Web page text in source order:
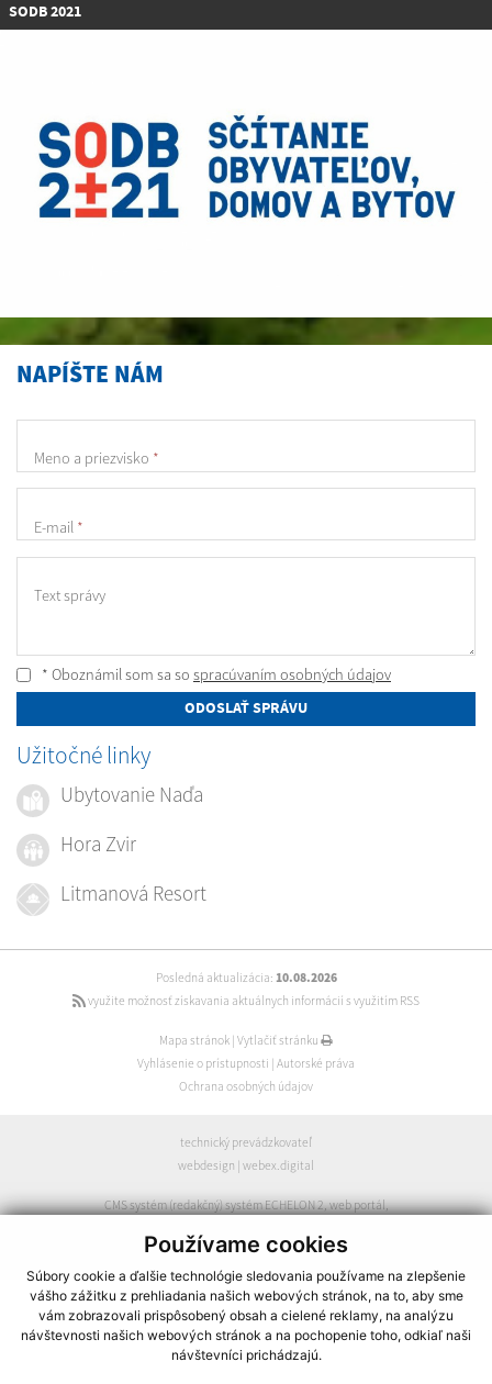
Používame cookies
Súbory cookie a ďalšie technológie sledovania používame na zlepšenie
vášho zážitku z prehliadania našich webových stránok, na to, aby sme
vám zobrazovali prispôsobený obsah a cielené reklamy, na analýzu
návštevnosti našich webových stránok a na pochopenie toho, odkiaľ naši
návštevníci prichádzajú.
SODB 2021
NAPÍŠTE NÁM
Meno a priezvisko *
E-mail *
Text správy
* Oboznámil som sa so spracúvaním osobných údajov
ODOSLAŤ SPRÁVU
Užitočné linky
Ubytovanie Naďa
Hora Zvir
Litmanová Resort
Posledná aktualizácia: 10.08.2026
využite možnosť získavania aktuálnych informácií s využitím RSS
Mapa stránok | Vytlačiť stránku
Vyhlásenie o prístupnosti | Autorské práva
Ochrana osobných údajov
technický prevádzkovateľ
webdesign | webex.digital
CMS systém (redakčný) systém ECHELON 2,web portál,
spoločnosť webex.digital